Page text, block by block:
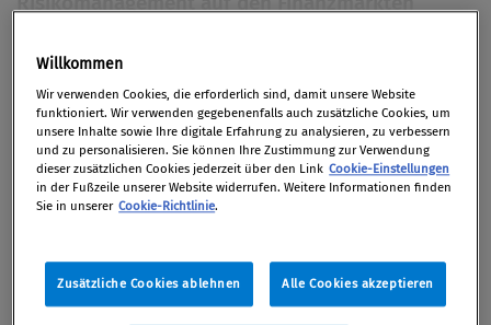
Von
Redaktion
28. August 2023 / Erschienen in Compliance Praxis
3/2023, S. 4
Aufsichtsregimes zu etablieren, das sicherstellt,
dass Organisationen im Finanzsektor ihren Betrieb
Premium
Willkommen
Wir verwenden Cookies, die erforderlich sind, damit unsere Website
funktioniert. Wir verwenden gegebenenfalls auch zusätzliche Cookies, um
unsere Inhalte sowie Ihre digitale Erfahrung zu analysieren, zu verbessern
und zu personalisieren. Sie können Ihre Zustimmung zur Verwendung
dieser zusätzlichen Cookies jederzeit über den Link Cookie-Einstellungen
in der Fußzeile unserer Website widerrufen. Weitere Informationen finden
Sie in unserer Cookie-Richtlinie.
Zusätzliche Cookies ablehnen Alle Cookies akzeptieren